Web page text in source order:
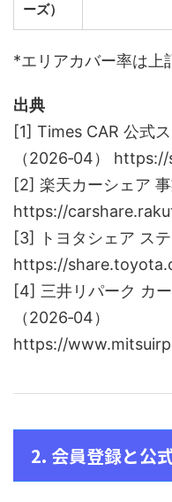
ーズ）
*エリアカバー率は上
出典
[1] Times CAR 公式
（2026‑04）
[2] 楽天カーシェア
https://
[3] トヨタシェア ス
https://
[4] 三井リパーク カ
（2026‑04）
https://
2. 会員登録と公